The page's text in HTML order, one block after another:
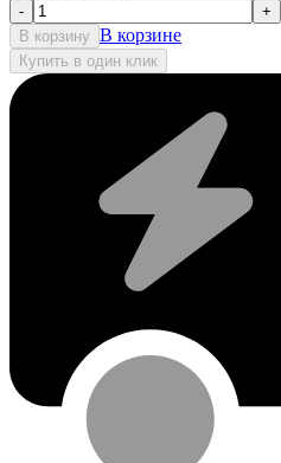
-
+
В корзину В корзине
Купить в один клик